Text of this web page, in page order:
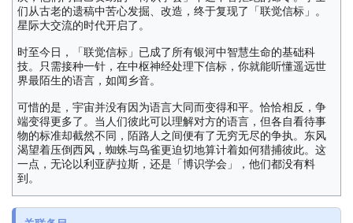
们从古老的遗稿中苦心发掘、改造，终于复现了「联觉信标」。
星际大交流的时代开启了。
时至今日，「联觉信标」已成了所有银河中智慧生命的基础科
技。只需接种一针，在中枢神经处理下信标，你就能听懂遥远世
界最陌生的语言，如闻乡音。
可惜的是，宇宙并没有因为语言大同而变得和平。恰恰相反，争
端变得更多了。当人们彼此可以理解对方的语言，但各自看待事
物的标准却截然不同，陌路人之间便有了无穷无尽的争执。东风
渴望着压倒西风，蜘蛛与鸟雀更迫切地算计着如何猎捕彼此。这
一点，无论以利亚萨拉斯，还是「博识学会」，他们都没有料
到。